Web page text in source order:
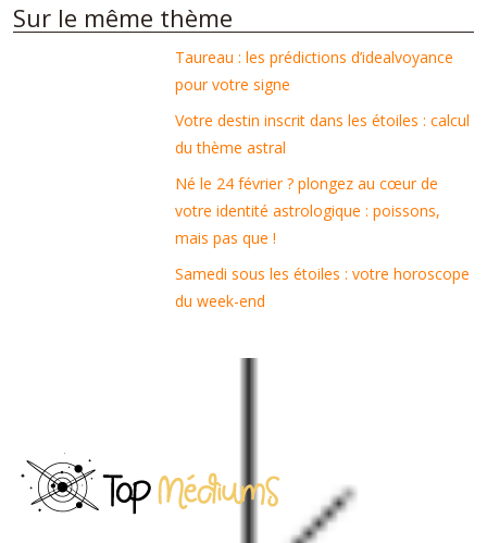
Sur le même thème
Taureau : les prédictions d’idealvoyance
pour votre signe
Votre destin inscrit dans les étoiles : calcul
du thème astral
Né le 24 février ? plongez au cœur de
votre identité astrologique : poissons,
mais pas que !
Samedi sous les étoiles : votre horoscope
du week-end